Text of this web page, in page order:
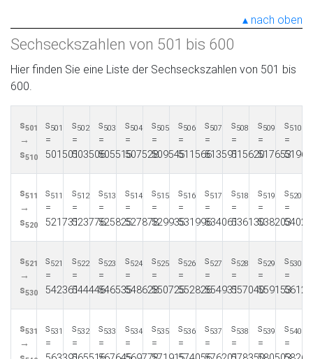
nach oben
Sechseckszahlen von 501 bis 600
Hier finden Sie eine Liste der Sechseckszahlen von 501 bis
600.
s501
→
s510
s501
=
501501
s502
=
503506
s503
=
505515
s504
=
507528
s505
=
509545
s506
=
511566
s507
=
513591
s508
=
515620
s509
=
517653
s510
=
s511
→
s520
s511
=
521731
s512
=
523776
s513
=
525825
s514
=
527878
s515
=
529935
s516
=
531996
s517
=
534061
s518
=
536130
s519
=
538203
s520
=
s521
→
s530
s521
=
542361
s522
=
544446
s523
=
546535
s524
=
548628
s525
=
550725
s526
=
552826
s527
=
554931
s528
=
557040
s529
=
559153
s530
=
s531
→
s531
=
s532
=
s533
=
s534
=
s535
=
s536
=
s537
=
s538
=
s539
=
s540
=